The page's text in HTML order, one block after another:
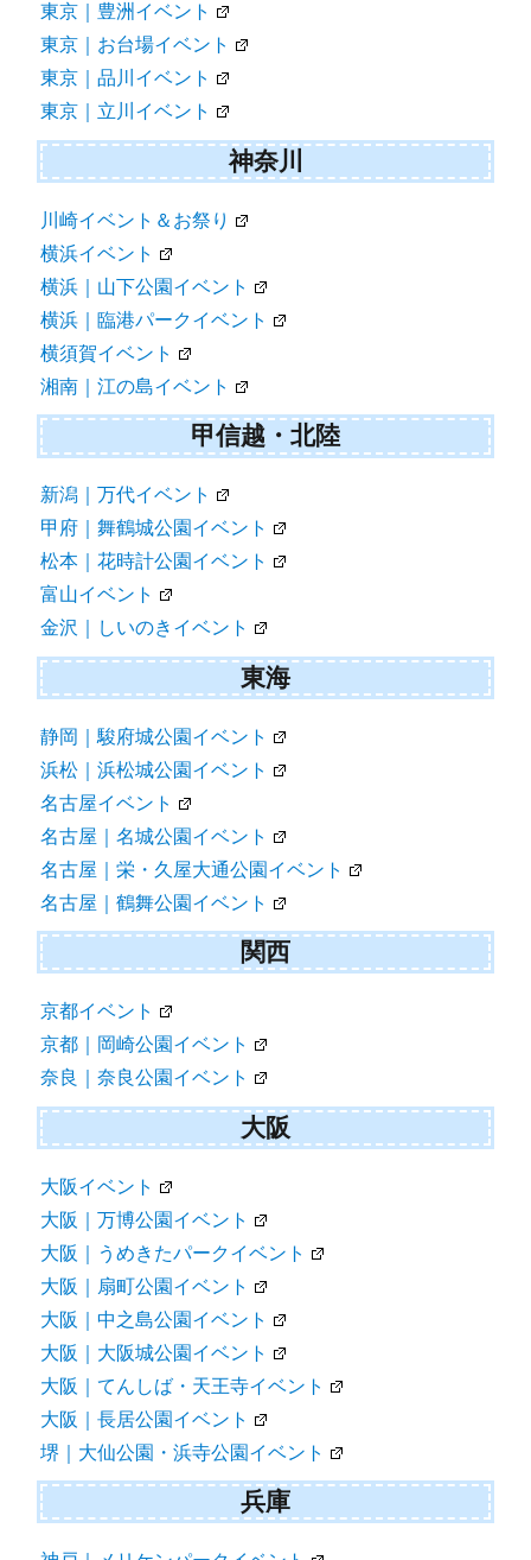
東京｜豊洲イベント
東京｜お台場イベント
東京｜品川イベント
東京｜立川イベント
神奈川
川崎イベント＆お祭り
横浜イベント
横浜｜山下公園イベント
横浜｜臨港パークイベント
横須賀イベント
湘南｜江の島イベント
甲信越・北陸
新潟｜万代イベント
甲府｜舞鶴城公園イベント
松本｜花時計公園イベント
富山イベント
金沢｜しいのきイベント
東海
静岡｜駿府城公園イベント
浜松｜浜松城公園イベント
名古屋イベント
名古屋｜名城公園イベント
名古屋｜栄・久屋大通公園イベント
名古屋｜鶴舞公園イベント
関西
京都イベント
京都｜岡崎公園イベント
奈良｜奈良公園イベント
大阪
大阪イベント
大阪｜万博公園イベント
大阪｜うめきたパークイベント
大阪｜扇町公園イベント
大阪｜中之島公園イベント
大阪｜大阪城公園イベント
大阪｜てんしば・天王寺イベント
大阪｜長居公園イベント
堺｜大仙公園・浜寺公園イベント
兵庫